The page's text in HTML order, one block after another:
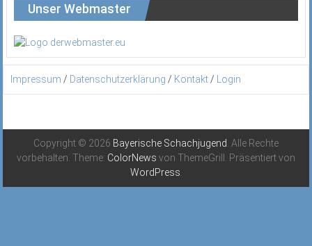
Unser Webmaster
Impressum / Datenschutzerklärung / Kontakt / Login
Copyright © 2026 Bayerische Schachjugend . Alle Rechte
vorbehalten. Theme: ColorNews von ThemeGrill. Präsentiert von
WordPress